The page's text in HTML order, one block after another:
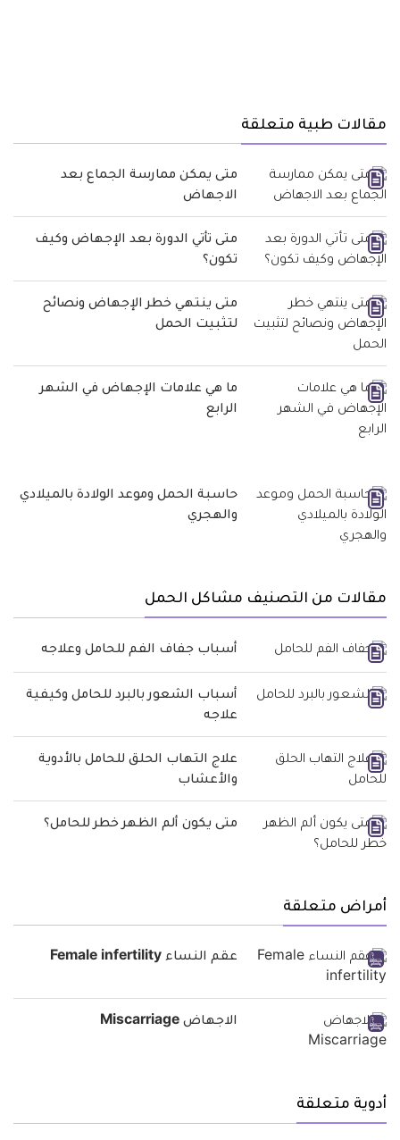
مقالات طبية متعلقة
متى يمكن ممارسة الجماع بعد
الاجهاض
متى تأتي الدورة بعد الإجهاض وكيف
تكون؟
متى ينتهي خطر الإجهاض ونصائح
لتثبيت الحمل
ما هي علامات الإجهاض في الشهر
الرابع
حاسبة الحمل وموعد الولادة بالميلادي
والهجري
مقالات من التصنيف مشاكل الحمل
أسباب جفاف الفم للحامل وعلاجه
أسباب الشعور بالبرد للحامل وكيفية
علاجه
علاج التهاب الحلق للحامل بالأدوية
والأعشاب
متى يكون ألم الظهر خطر للحامل؟
أمراض متعلقة
عقم النساء Female infertility
الاجهاض Miscarriage
أدوية متعلقة